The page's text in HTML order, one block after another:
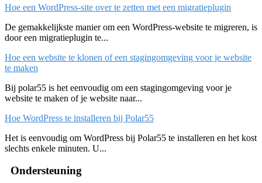
Hoe een WordPress-site over te zetten met een migratieplugin
De gemakkelijkste manier om een WordPress-website te migreren, is
door een migratieplugin te...
Hoe een website te klonen of een stagingomgeving voor je website
te maken
Bij polar55 is het eenvoudig om een stagingomgeving voor je
website te maken of je website naar...
Hoe WordPress te installeren bij Polar55
Het is eenvoudig om WordPress bij Polar55 te installeren en het kost
slechts enkele minuten. U...
Ondersteuning